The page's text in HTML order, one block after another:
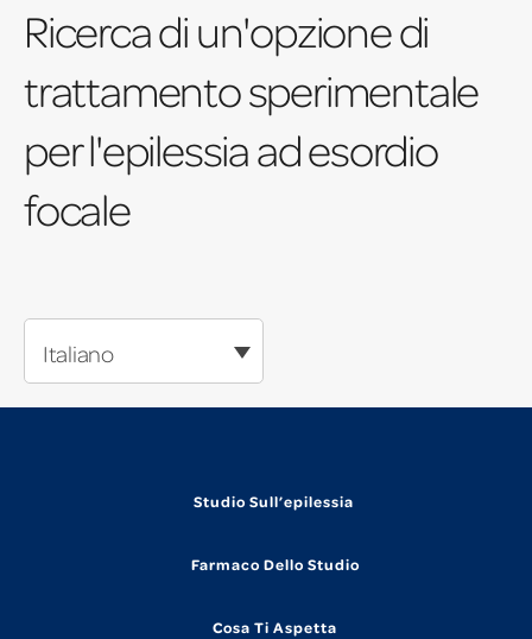
Ricerca di un'opzione di
trattamento sperimentale
per l'epilessia ad esordio
focale
Italiano
Studio Sull’epilessia
Farmaco Dello Studio
Cosa Ti Aspetta